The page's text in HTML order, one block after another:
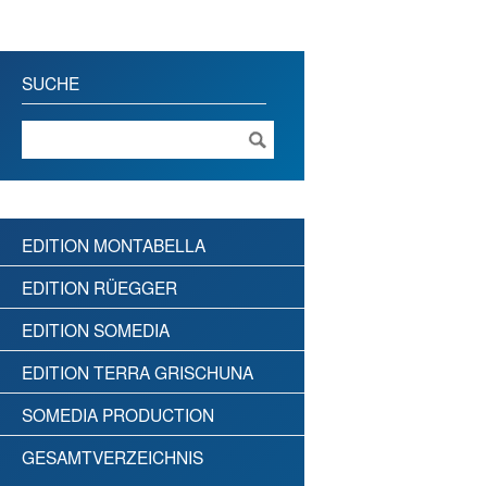
SUCHE
EDITION MONTABELLA
EDITION RÜEGGER
EDITION SOMEDIA
EDITION TERRA GRISCHUNA
SOMEDIA PRODUCTION
GESAMTVERZEICHNIS